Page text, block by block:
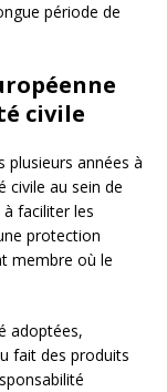
période de
civile
années à
civile au sein de
faciliter les
protection
membre où le
adoptées,
fait des produits